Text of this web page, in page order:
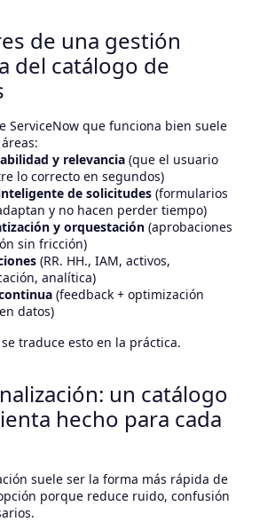
de una gestión
del catálogo de
ServiceNow que funciona bien suele
y relevancia (que el usuario
lo correcto en segundos)
de solicitudes (formularios
y no hacen perder tiempo)
y orquestación (aprobaciones
sin fricción)
(RR. HH., IAM, activos,
analítica)
(feedback + optimización
datos)
traduce esto en la práctica.
un catálogo
hecho para cada
suele ser la forma más rápida de
porque reduce ruido, confusión